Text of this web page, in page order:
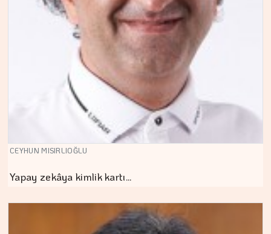
CEYHUN MISIRLIOĞLU
Yapay zekâya kimlik kartı…